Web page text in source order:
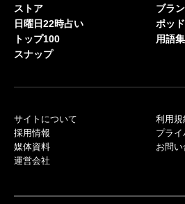
ストア
日曜日22時占い
トップ100
スナップ
ブラ
ポッ
用語集
サイトについて
採用情報
媒体資料
運営会社
利用規
プラ
お問